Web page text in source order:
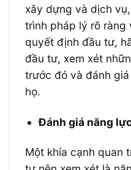
xây dựng và dịch
trình pháp lý rõ ràng
quyết định đầu tư,
đầu tư, xem xét
trước đó và đánh
họ.
Đánh giá năng
Một khía cạnh quan